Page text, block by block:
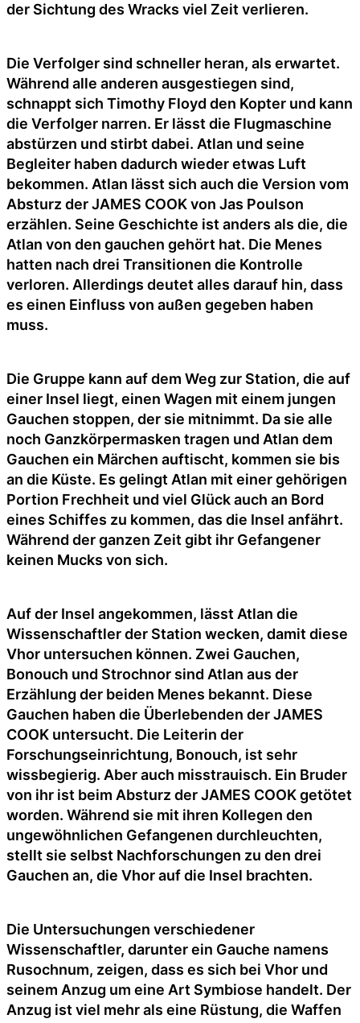
der Sichtung des Wracks viel Zeit verlieren.
Die Verfolger sind schneller heran, als erwartet.
Während alle anderen ausgestiegen sind,
schnappt sich Timothy Floyd den Kopter und kann
die Verfolger narren. Er lässt die Flugmaschine
abstürzen und stirbt dabei. Atlan und seine
Begleiter haben dadurch wieder etwas Luft
bekommen. Atlan lässt sich auch die Version vom
Absturz der JAMES COOK von Jas Poulson
erzählen. Seine Geschichte ist anders als die, die
Atlan von den gauchen gehört hat. Die Menes
hatten nach drei Transitionen die Kontrolle
verloren. Allerdings deutet alles darauf hin, dass
es einen Einfluss von außen gegeben haben
muss.
Die Gruppe kann auf dem Weg zur Station, die auf
einer Insel liegt, einen Wagen mit einem jungen
Gauchen stoppen, der sie mitnimmt. Da sie alle
noch Ganzkörpermasken tragen und Atlan dem
Gauchen ein Märchen auftischt, kommen sie bis
an die Küste. Es gelingt Atlan mit einer gehörigen
Portion Frechheit und viel Glück auch an Bord
eines Schiffes zu kommen, das die Insel anfährt.
Während der ganzen Zeit gibt ihr Gefangener
keinen Mucks von sich.
Auf der Insel angekommen, lässt Atlan die
Wissenschaftler der Station wecken, damit diese
Vhor untersuchen können. Zwei Gauchen,
Bonouch und Strochnor sind Atlan aus der
Erzählung der beiden Menes bekannt. Diese
Gauchen haben die Überlebenden der JAMES
COOK untersucht. Die Leiterin der
Forschungseinrichtung, Bonouch, ist sehr
wissbegierig. Aber auch misstrauisch. Ein Bruder
von ihr ist beim Absturz der JAMES COOK getötet
worden. Während sie mit ihren Kollegen den
ungewöhnlichen Gefangenen durchleuchten,
stellt sie selbst Nachforschungen zu den drei
Gauchen an, die Vhor auf die Insel brachten.
Die Untersuchungen verschiedener
Wissenschaftler, darunter ein Gauche namens
Rusochnum, zeigen, dass es sich bei Vhor und
seinem Anzug um eine Art Symbiose handelt. Der
Anzug ist viel mehr als eine Rüstung, die Waffen